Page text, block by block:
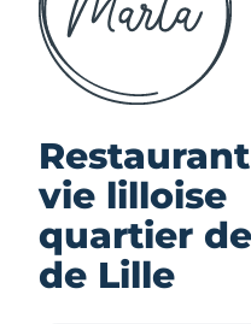
vie lilloise
quartier
de Lille